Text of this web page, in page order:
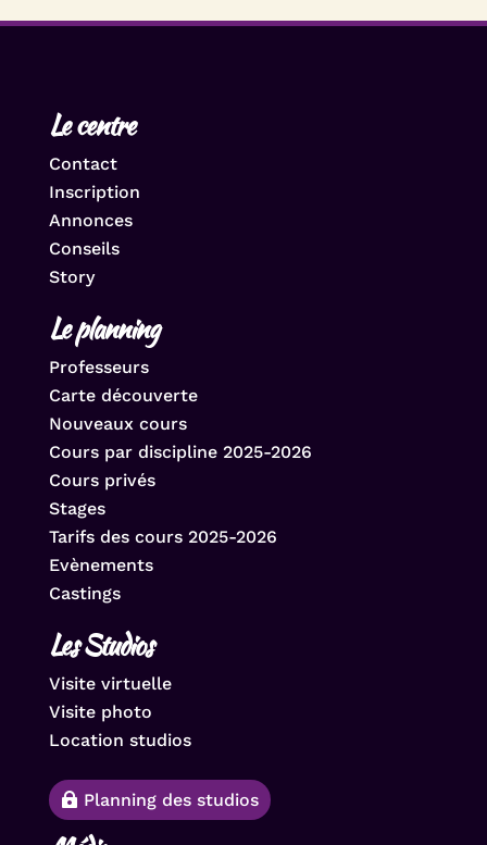
Le centre
Contact
Inscription
Annonces
Conseils
Story
Le planning
Professeurs
Carte découverte
Nouveaux cours
Cours par discipline 2025-2026
Cours privés
Stages
Tarifs des cours 2025-2026
Evènements
Castings
Les Studios
Visite virtuelle
Visite photo
Location studios
Planning des studios